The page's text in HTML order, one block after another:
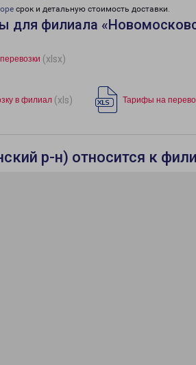
срок и детальную стоимость доставки.
для филиала
(xlsx)
в филиал (xls) Тарифы на
р-н) относится к